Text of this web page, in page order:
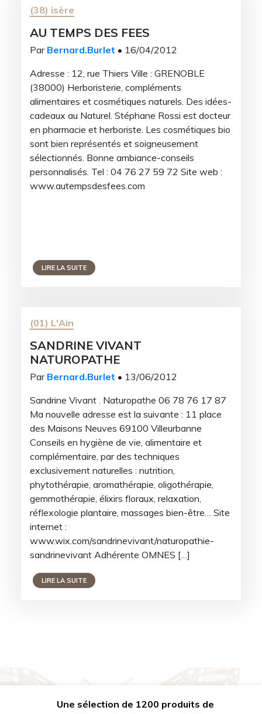
(38) isère
AU TEMPS DES FEES
Par Bernard.Burlet • 16/04/2012
Adresse : 12, rue Thiers Ville : GRENOBLE
(38000) Herboristerie, compléments
alimentaires et cosmétiques naturels. Des idées-
cadeaux au Naturel. Stéphane Rossi est docteur
en pharmacie et herboriste. Les cosmétiques bio
sont bien représentés et soigneusement
sélectionnés. Bonne ambiance-conseils
personnalisés. Tel : 04 76 27 59 72 Site web :
www.autempsdesfees.com
LIRE LA SUITE
(01) L'Ain
SANDRINE VIVANT
NATUROPATHE
Par Bernard.Burlet • 13/06/2012
Sandrine Vivant . Naturopathe 06 78 76 17 87
Ma nouvelle adresse est la suivante : 11 place
des Maisons Neuves 69100 Villeurbanne
Conseils en hygiène de vie, alimentaire et
complémentaire, par des techniques
exclusivement naturelles : nutrition,
phytothérapie, aromathérapie, oligothérapie,
gemmothérapie, élixirs floraux, relaxation,
réflexologie plantaire, massages bien-être… Site
internet :
www.wix.com/sandrinevivant/naturopathie-
sandrinevivant Adhérente OMNES […]
LIRE LA SUITE
Une sélection de 1200 produits de